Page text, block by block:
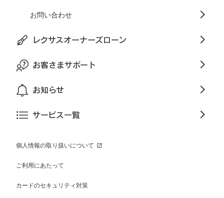
お問い合わせ
レクサスオーナーズローン
お客さまサポート
お知らせ
サービス一覧
個人情報の取り扱いについて
ご利用にあたって
カードのセキュリティ対策